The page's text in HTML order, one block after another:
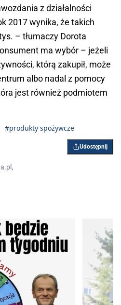
z działalności
2017 wynika, że takich
– tłumaczy Dorota
ma wybór – jeżeli
którą zakupił, może
albo nadal z pomocy
jest również podmiotem
#produkty spożywcze
Udostępnij